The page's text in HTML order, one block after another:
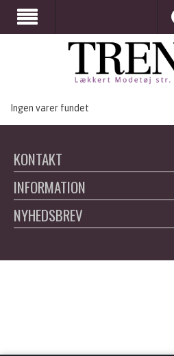
Ingen varer fundet
KONTAKT
INFORMATION
NYHEDSBREV